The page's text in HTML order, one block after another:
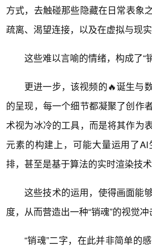
方式，去触碰那些隐藏在日常表象
疏离、渴望连接，以及在虚拟与现
这些难以言喻的情绪，构成了“
更进一步，该视频的🔥诞生与
的呈现，每一个细节都凝聚了创作
术视为冰冷的工具，而是将其作为
元素的构建上，可能大量运用了
排，甚至是基于算法的实时渲染技术
这些技术的运用，使得画面能
度，从而营造出一种“销魂”的视觉冲
“销魂”二字，在此并非简单的